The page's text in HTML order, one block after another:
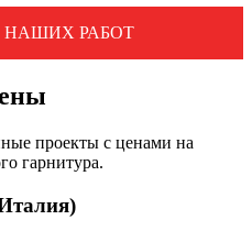
РАБОТ
проекты с ценами на
гарнитура.